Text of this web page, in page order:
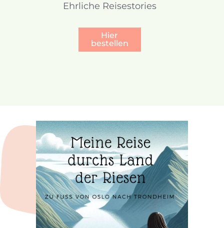
Ehrliche Reisestories
Hier
bestellen